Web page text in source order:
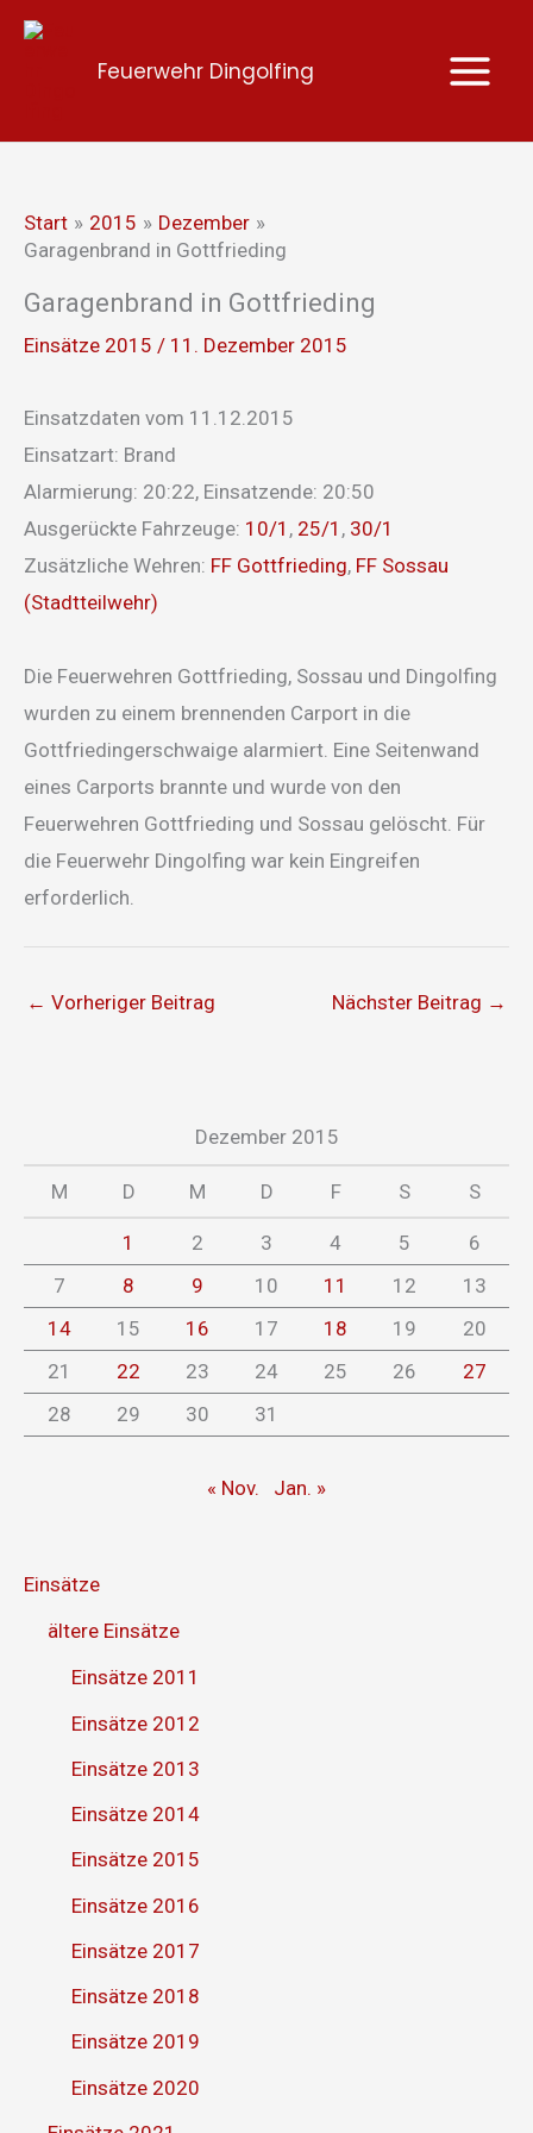
Zum
Feuerwehr Dingolfing
Start 2015
Dezember
Garagenbrand in Gottfrieding
Garagenbrand in Gottfrieding
Einsätze 2015 / 11. Dezember 2015
Einsatzdaten vom 11.12.2015
Einsatzart: Brand
Alarmierung: 20:22, Einsatzende: 20:50
Ausgerückte Fahrzeuge: 10/1 , 25/1 , 30/1
Zusätzliche Wehren: FF Gottfrieding, FF Sossau
(Stadtteilwehr)
Die Feuerwehren Gottfrieding, Sossau und Dingolfing
wurden zu einem brennenden Carport in die
Gottfriedingerschwaige alarmiert. Eine Seitenwand
eines Carports brannte und wurde von den
Feuerwehren Gottfrieding und Sossau gelöscht. Für
die Feuerwehr Dingolfing war kein Eingreifen
erforderlich.
← Vorheriger Beitrag Nächster Beitrag →
Dezember 2015
M D M D F S S
1 2 3 4 5
6
7
8 9 10 11 12
13
14
15 16 17 18 19
20
21
22 23 24 25 26
27
28
29 30 31
« Nov. Jan. »
Einsätze
ältere Einsätze
Einsätze 2011
Einsätze 2012
Einsätze 2013
Einsätze 2014
Einsätze 2015
Einsätze 2016
Einsätze 2017
Einsätze 2018
Einsätze 2019
Einsätze 2020